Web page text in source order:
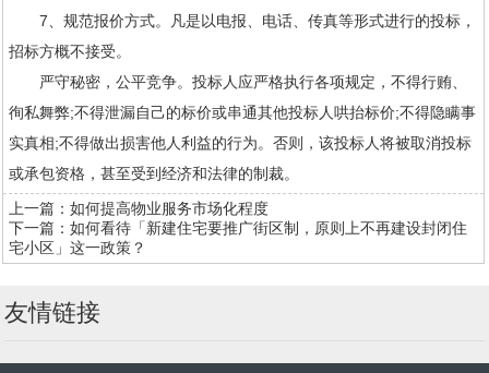
7、规范报价方式。凡是以电报、电话、传真等形式进行的投标，
招标方概不接受。
严守秘密，公平竞争。投标人应严格执行各项规定，不得行贿、
徇私舞弊;不得泄漏自己的标价或串通其他投标人哄抬标价;不得隐瞒事
实真相;不得做出损害他人利益的行为。否则，该投标人将被取消投标
或承包资格，甚至受到经济和法律的制裁。
上一篇： 如何提高物业服务市场化程度
下一篇： 如何看待「新建住宅要推广街区制，原则上不再建设封闭住
宅小区」这一政策？
友情链接